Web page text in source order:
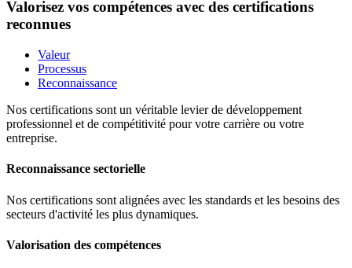
Valorisez vos compétences avec des certifications
reconnues
Valeur
Processus
Reconnaissance
Nos certifications sont un véritable levier de développement
professionnel et de compétitivité pour votre carrière ou votre
entreprise.
Reconnaissance sectorielle
Nos certifications sont alignées avec les standards et les besoins des
secteurs d'activité les plus dynamiques.
Valorisation des compétences